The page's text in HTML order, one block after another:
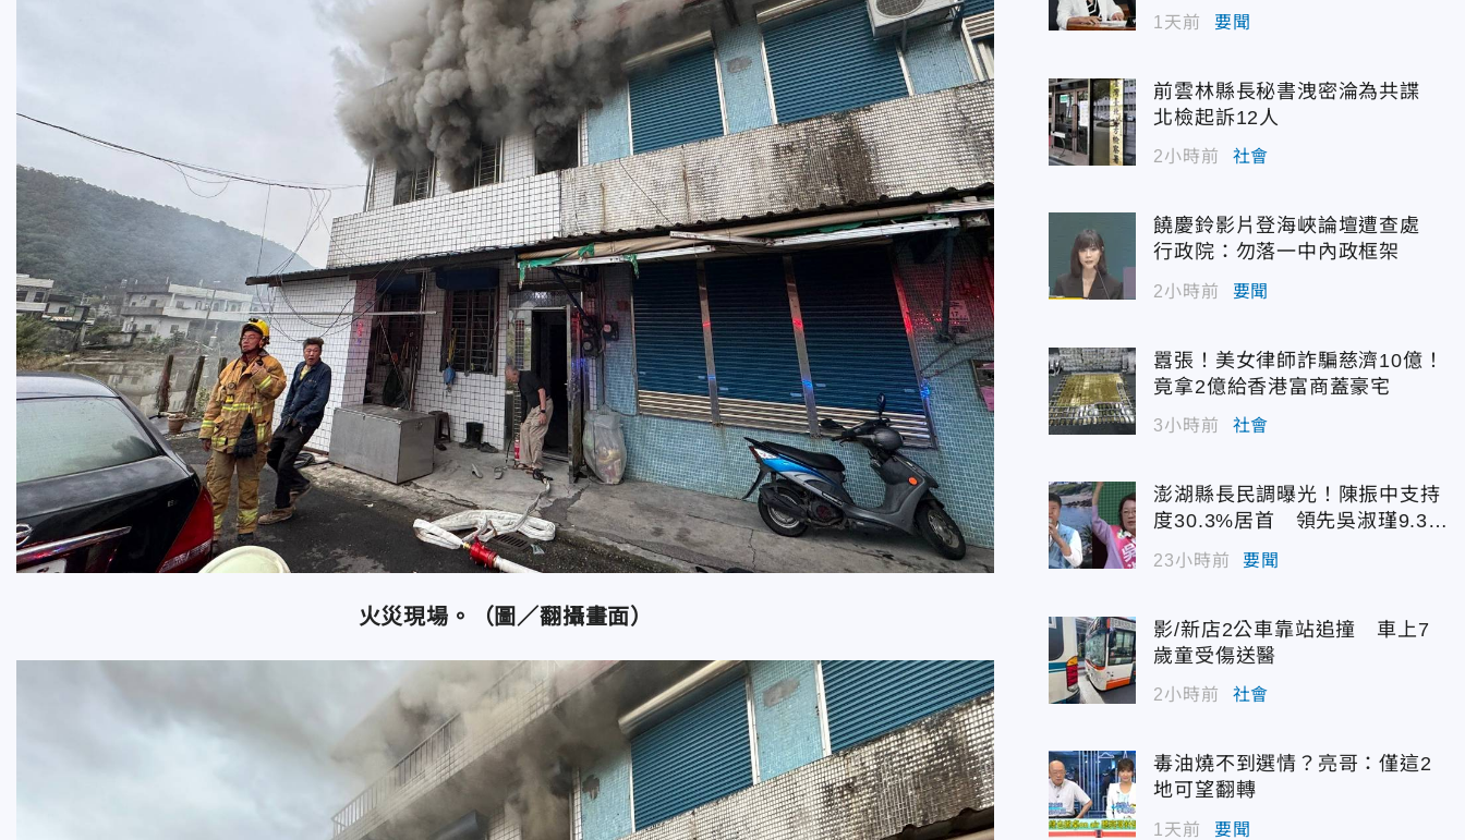
火災現場。（圖／翻攝畫面）
1天前 要聞
前雲林縣長秘書洩密淪為共諜
北檢起訴12人
2小時前 社會
饒慶鈴影片登海峽論壇遭查處
行政院：勿落一中內政框架
2小時前 要聞
囂張！美女律師詐騙慈濟10億！
竟拿2億給香港富商蓋豪宅
3小時前 社會
澎湖縣長民調曝光！陳振中支持
度30.3%居首 領先吳淑瑾9.3個
百分點
23小時前 要聞
影/新店2公車靠站追撞 車上7
歲童受傷送醫
2小時前 社會
毒油燒不到選情？亮哥：僅這2
地可望翻轉
1天前 要聞